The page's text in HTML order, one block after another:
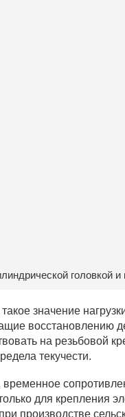
головкой
такое значение
восстановлению
на резьбовой
текучести.
для крепления
производстве